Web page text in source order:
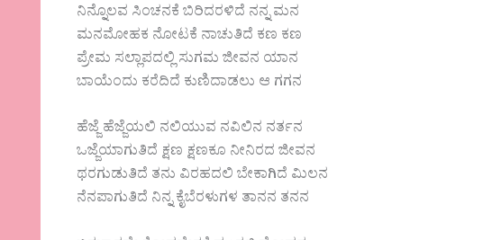
ನಿನ್ನೊಲವ ಸಿಂಚನಕೆ ಬಿರಿದರಳಿದೆ ನನ್ನ ಮನ
ಮನಮೋಹಕ ನೋಟಕೆ ನಾಚುತಿದೆ ಕಣ ಕಣ
ಪ್ರೇಮ ಸಲ್ಲಾಪದಲ್ಲಿ ಸುಗಮ ಜೀವನ ಯಾನ
ಬಾಯೆಂದು ಕರೆದಿದೆ ಕುಣಿದಾಡಲು ಆ ಗಗನ
ಹೆಜ್ಜೆ ಹೆಜ್ಜೆಯಲಿ ನಲಿಯುವ ನವಿಲಿನ ನರ್ತನ
ಒಜ್ಜೆಯಾಗುತಿದೆ ಕ್ಷಣ ಕ್ಷಣಕೂ ನೀನಿರದ ಜೀವನ
ಥರಗುಡುತಿದೆ ತನು ವಿರಹದಲಿ ಬೇಕಾಗಿದೆ ಮಿಲನ
ನೆನಪಾಗುತಿದೆ ನಿನ್ನ ಕೈಬೆರಳುಗಳ ತಾನನ ತನನ